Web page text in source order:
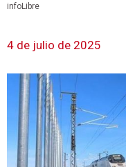
infoLibre
4 de julio de 2025